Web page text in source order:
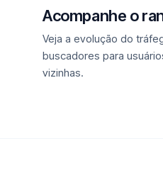
Acompanhe o
Veja a evolução do
buscadores para
vizinhas.